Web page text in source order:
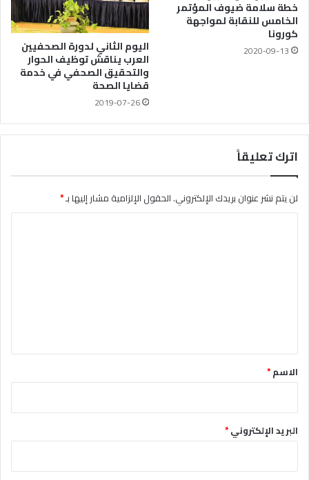
خطة سلامة ضيوف المؤتمر
الخامس للنقابة لمواجهة
كورونا
2020-09-13 اليوم الثاني لدورة الصحفيين
العرب يناقش توظيف الحوار
والتحقيق الصحفي في خدمة
قضايا الصحة
2019-07-26
اترك تعليقاً
لن يتم نشر عنوان بريدك الإلكتروني.الحقول الإلزامية مشار إليها بـ*
*الاسم*
البريد الإلكتروني*